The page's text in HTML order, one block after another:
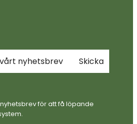
för att få löpande